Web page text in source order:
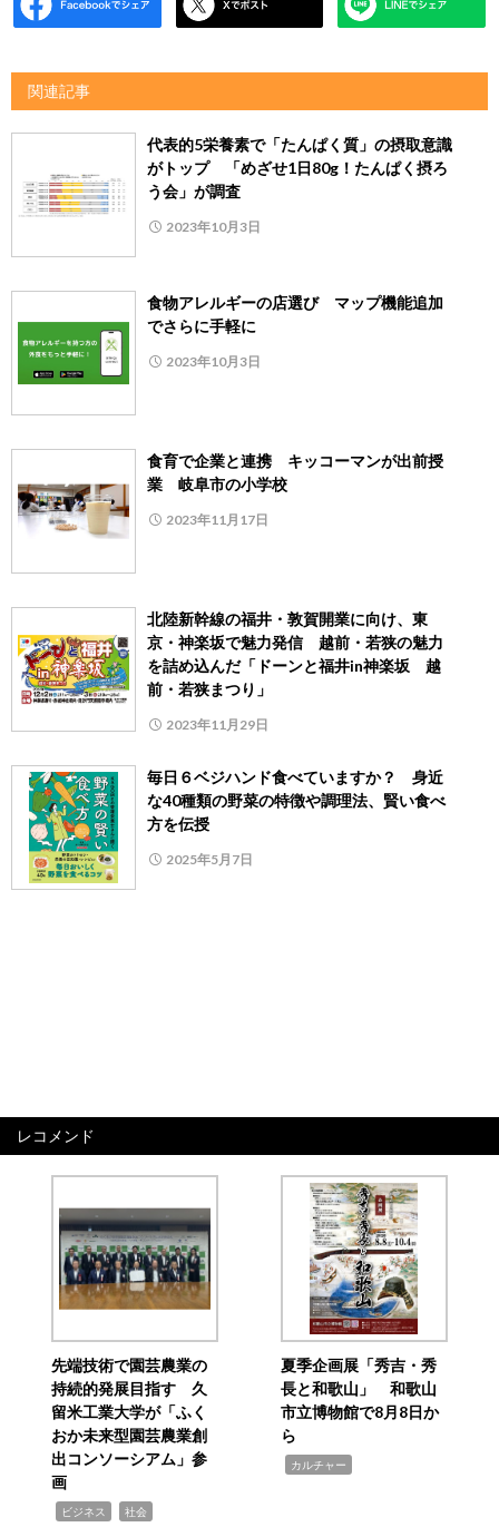
関連記事
代表的5栄養素で「たんぱく質」の摂取意識
がトップ 「めざせ1日80g！たんぱく摂ろ
う会」が調査
2023年10月3日
食物アレルギーの店選び マップ機能追加
でさらに手軽に
2023年10月3日
食育で企業と連携 キッコーマンが出前授
業 岐阜市の小学校
2023年11月17日
北陸新幹線の福井・敦賀開業に向け、東
京・神楽坂で魅力発信 越前・若狭の魅力
を詰め込んだ「ドーンと福井in神楽坂 越
前・若狭まつり」
2023年11月29日
毎日６ベジハンド食べていますか？ 身近
な40種類の野菜の特徴や調理法、賢い食べ
方を伝授
2025年5月7日
レコメンド
先端技術で園芸農業の
持続的発展目指す 久
留米工業大学が「ふく
おか未来型園芸農業創
出コンソーシアム」参
画
ビジネス 社会
夏季企画展「秀吉・秀
長と和歌山」 和歌山
市立博物館で8月8日か
ら
カルチャー